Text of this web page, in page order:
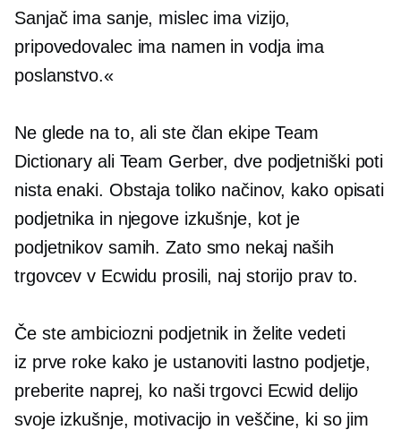
Sanjač ima sanje, mislec ima vizijo,
pripovedovalec ima namen in vodja ima
poslanstvo.«
Ne glede na to, ali ste član ekipe Team
Dictionary ali Team Gerber, dve podjetniški poti
nista enaki. Obstaja toliko načinov, kako opisati
podjetnika in njegove izkušnje, kot je
podjetnikov samih. Zato smo nekaj naših
trgovcev v Ecwidu prosili, naj storijo prav to.
Če ste ambiciozni podjetnik in želite vedeti
iz prve rokekako je ustanoviti lastno podjetje,
preberite naprej, ko naši trgovci Ecwid delijo
svoje izkušnje, motivacijo in veščine, ki so jim